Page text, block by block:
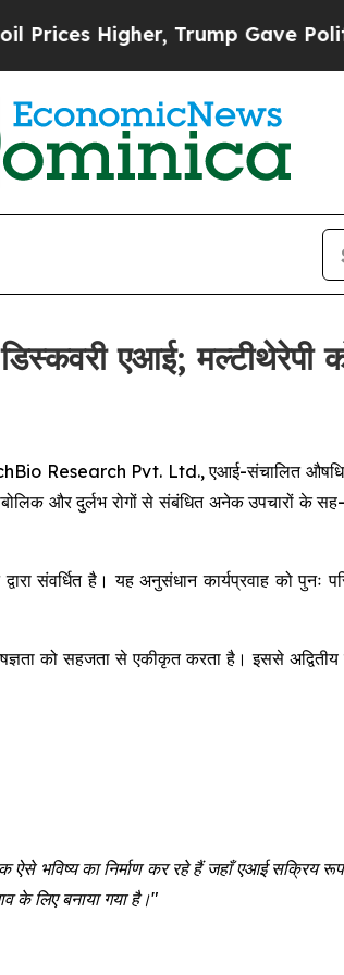
Higher, Trump Gave Politically
एआई; मल्टीथेरेपी
Research Pvt. Ltd., एआई-संचालित
और दुर्लभ रोगों से संबंधित अनेक
संवर्धित है। यह अनुसंधान कार्यप्रवाह को
को सहजता से एकीकृत करता है। इससे अद्वितीय
ऐसे भविष्य का निर्माण कर रहे हैं जहाँ एआई सक्रिय
के लिए बनाया गया है।"